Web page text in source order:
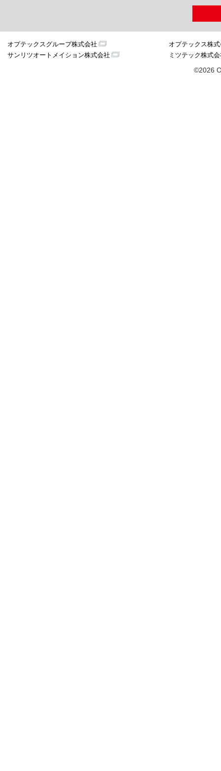
オプテックスグループ株式会社
オプテックス株
サンリツオートメイション株式会社
ミツテック株式
©2026